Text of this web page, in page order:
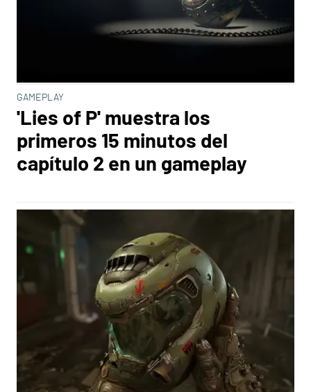
GAMEPLAY
'Lies of P' muestra los
primeros 15 minutos del
capítulo 2 en un gameplay